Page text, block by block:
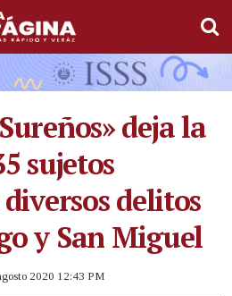
deja la
sujetos
delitos
y San Miguel
2020 12:43 PM